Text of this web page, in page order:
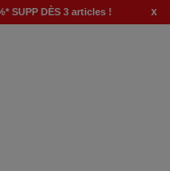
SUPP DÈS 3 articles ! x